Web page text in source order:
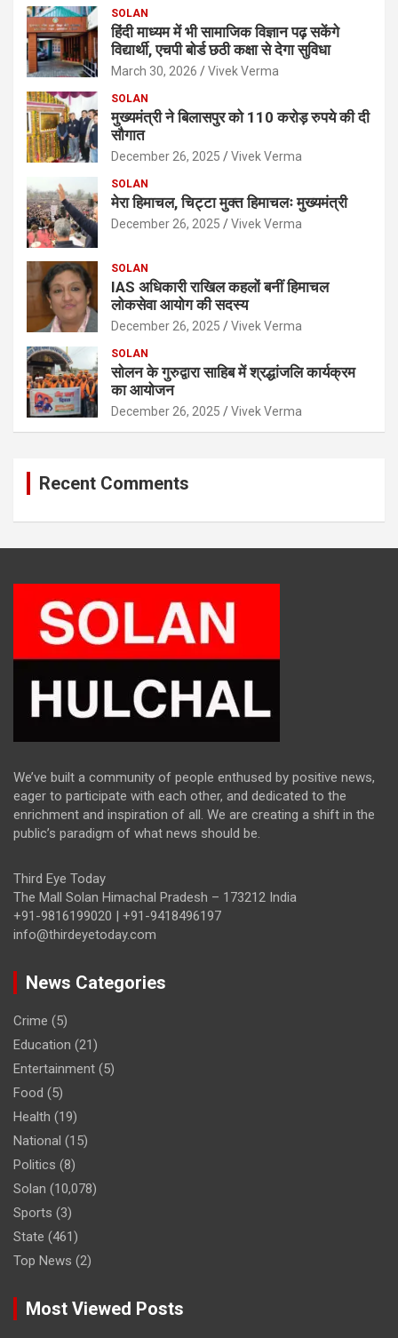
SOLAN
हिंदी माध्यम में भी सामाजिक विज्ञान पढ़ सकेंगे
विद्यार्थी, एचपी बोर्ड छठी कक्षा से देगा सुविधा
March 30, 2026 Vivek Verma
SOLAN
मुख्यमंत्री ने बिलासपुर को 110 करोड़ रुपये की दी
सौगात
December 26, 2025 Vivek Verma
SOLAN
मेरा हिमाचल, चिट्टा मुक्त हिमाचलः मुख्यमंत्री
December 26, 2025 Vivek Verma
SOLAN
IAS अधिकारी राखिल कहलों बनीं हिमाचल
लोकसेवा आयोग की सदस्य
December 26, 2025 Vivek Verma
SOLAN
सोलन के गुरुद्वारा साहिब में श्रद्धांजलि कार्यक्रम
का आयोजन
December 26, 2025 Vivek Verma
Recent Comments
We’ve built a community of people enthused by positive news,
eager to participate with each other, and dedicated to the
enrichment and inspiration of all. We are creating a shift in the
public’s paradigm of what news should be.
Third Eye Today
The Mall Solan Himachal Pradesh – 173212 India
+91-9816199020 | +91-9418496197
info@thirdeyetoday.com
News Categories
Crime (5)
Education (21)
Entertainment (5)
Food (5)
Health (19)
National (15)
Politics (8)
Solan (10,078)
Sports (3)
State (461)
Top News (2)
Most Viewed Posts